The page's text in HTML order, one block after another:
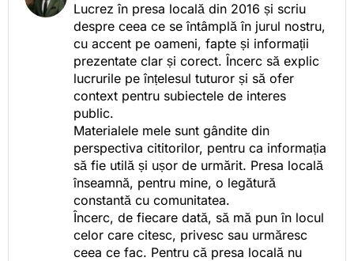
Lucrez în presa locală din 2016 și scriu
despre ceea ce se întâmplă în jurul nostru,
cu accent pe oameni, fapte și informații
prezentate clar și corect. Încerc să explic
lucrurile pe înțelesul tuturor și să ofer
context pentru subiectele de interes
public.
Materialele mele sunt gândite din
perspectiva cititorilor, pentru ca informația
să fie utilă și ușor de urmărit. Presa locală
înseamnă, pentru mine, o legătură
constantă cu comunitatea.
Încerc, de fiecare dată, să mă pun în locul
celor care citesc, privesc sau urmăresc
ceea ce fac. Pentru că presa locală nu